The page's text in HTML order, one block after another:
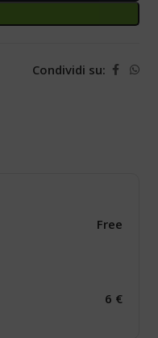
Condividi su:
Free
6 €